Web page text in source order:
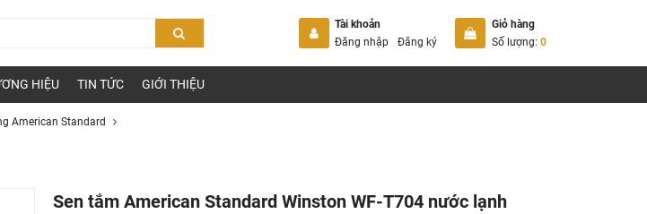
Tài khoản
Đăng nhập
Đăng ký
Giỏ hàng
Số lượng: 0
HIỆU TIN TỨC GIỚI THIỆU
American Standard
Sen tắm American Standard Winston WF-T704 nước lạnh